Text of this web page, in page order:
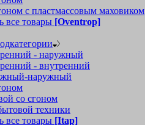
с пластмассовым маховиком
все товары [Oventrop]
- наружный
- внутренний
наружный
со сгоном
техники
все товары [Itap]